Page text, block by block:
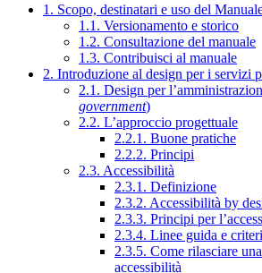
1. Scopo, destinatari e uso del
1.1. Versionamento e storico
1.2. Consultazione del manuale
1.3. Contribuisci al manuale
2. Introduzione al design per i servizi
2.1. Design per
government)
2.2. L’approccio progettuale
2.2.1. Buone pratiche
2.2.2. Principi
2.3. Accessibilità
2.3.1. Definizione
2.3.2. Accessibilità by
2.3.3. Principi per
2.3.4. Linee guida e
2.3.5. Come rilasciare
accessibilità